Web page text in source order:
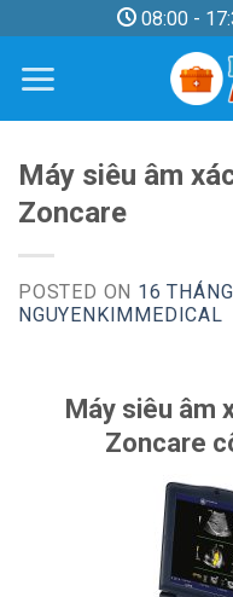
content
08:00 -
Máy siêu âm
Zoncare
POSTED ON 16
NGUYENKIMMEDICAL
Máy siêu âm
Zoncare